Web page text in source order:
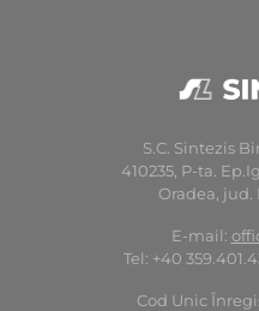
S.C. Sintezis
410235, P-ta.
Oradea,
E-mail:
Tel: +40
Cod Unic